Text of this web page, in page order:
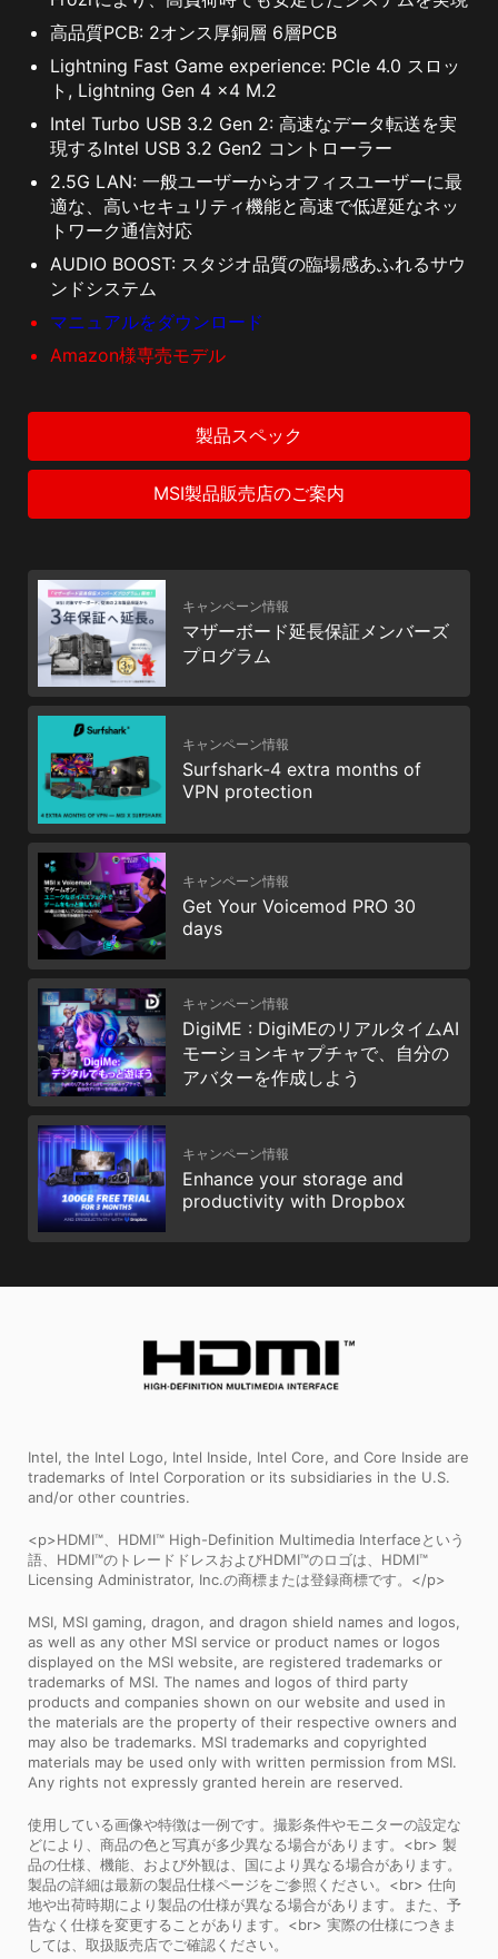
高品質PCB: 2オンス厚銅層 6層PCB
Lightning Fast Game experience: PCIe 4.0 スロッ
ト, Lightning Gen 4 x4 M.2
Intel Turbo USB 3.2 Gen 2: 高速なデータ転送を実
現するIntel USB 3.2 Gen2 コントローラー
2.5G LAN: 一般ユーザーからオフィスユーザーに最
適な、高いセキュリティ機能と高速で低遅延なネッ
トワーク通信対応
AUDIO BOOST: スタジオ品質の臨場感あふれるサウ
ンドシステム
マニュアルをダウンロード
Amazon様専売モデル
製品スペック
MSI製品販売店のご案内
キャンペーン情報
マザーボード延長保証メンバーズ
プログラム
キャンペーン情報
Surfshark-4 extra months of
VPN protection
キャンペーン情報
Get Your Voicemod PRO 30
days
キャンペーン情報
DigiME : DigiMEのリアルタイムAI
モーションキャプチャで、自分の
アバターを作成しよう
キャンペーン情報
Enhance your storage and
productivity with Dropbox
Intel, the Intel Logo, Intel Inside, Intel Core, and Core Inside are
trademarks of Intel Corporation or its subsidiaries in the U.S.
and/or other countries.
<p>HDMI™、HDMI™ High-Definition Multimedia Interfaceという
語、HDMI™のトレードドレスおよびHDMI™のロゴは、HDMI™
Licensing Administrator, Inc.の商標または登録商標です。</p>
MSI, MSI gaming, dragon, and dragon shield names and logos,
as well as any other MSI service or product names or logos
displayed on the MSI website, are registered trademarks or
trademarks of MSI. The names and logos of third party
products and companies shown on our website and used in
the materials are the property of their respective owners and
may also be trademarks. MSI trademarks and copyrighted
materials may be used only with written permission from MSI.
Any rights not expressly granted herein are reserved.
使用している画像や特徴は一例です。撮影条件やモニターの設定な
どにより、商品の色と写真が多少異なる場合があります。<br> 製
品の仕様、機能、および外観は、国により異なる場合があります。
製品の詳細は最新の製品仕様ページをご参照ください。<br> 仕向
地や出荷時期により製品の仕様が異なる場合があります。また、予
告なく仕様を変更することがあります。<br> 実際の仕様につきま
しては、取扱販売店でご確認ください。